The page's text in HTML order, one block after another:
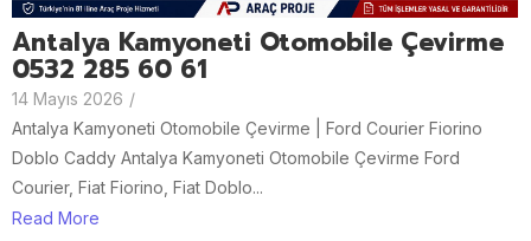
Antalya Kamyoneti Otomobile Çevirme
0532 285 60 61
14 Mayıs 2026 /
Antalya Kamyoneti Otomobile Çevirme | Ford Courier Fiorino
Doblo Caddy Antalya Kamyoneti Otomobile Çevirme Ford
Courier, Fiat Fiorino, Fiat Doblo...
Read More